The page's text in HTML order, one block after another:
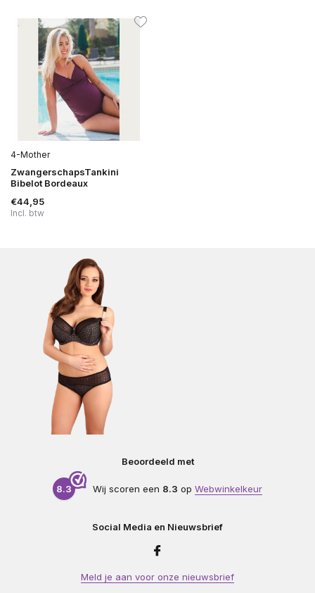
4-Mother
ZwangerschapsTankini
Bibelot Bordeaux
€44,95
Incl. btw
Beoordeeld met
8.3 Wij scoren een 8.3 op Webwinkelkeur
Social Media en Nieuwsbrief
Meld je aan voor onze nieuwsbrief